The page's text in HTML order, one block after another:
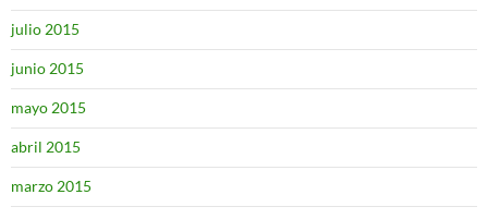
julio 2015
junio 2015
mayo 2015
abril 2015
marzo 2015